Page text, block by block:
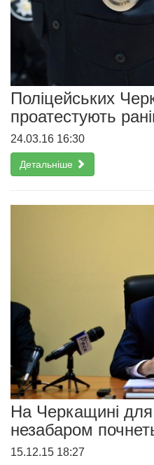
Поліцейських
проатестують
24.03.16 16:30
Детальніше
На Черкащині для
незабаром
15.12.15 18:27